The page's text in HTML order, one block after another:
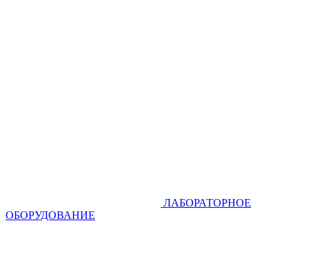
ЛАБОРАТОРНОЕ
ОБОРУДОВАНИЕ